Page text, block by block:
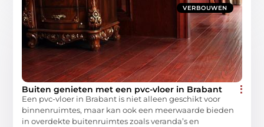
VERBOUWEN
Buiten genieten met een pvc-vloer in Brabant
Een pvc-vloer in Brabant is niet alleen geschikt voor
binnenruimtes, maar kan ook een meerwaarde bieden
in overdekte buitenruimtes zoals veranda’s en